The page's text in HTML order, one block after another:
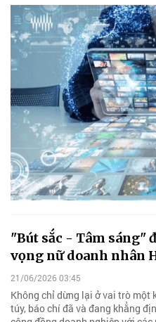
"Bút sắc - Tâm sáng"
vọng nữ doanh nhân
21/06/2026 03:45
Không chỉ dừng lại ở vai trò một
túy, báo chí đã và đang khẳng